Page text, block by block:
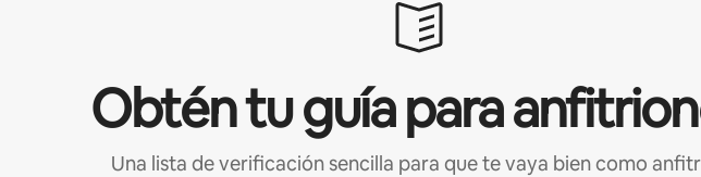
Obtén tu guía para
Una lista de verificación sencilla para que te vaya bien como